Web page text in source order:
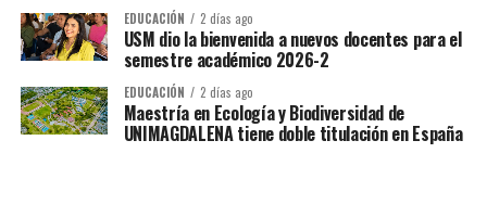
EDUCACIÓN 2 días ago
USM dio la bienvenida a nuevos docentes para el
semestre académico 2026-2
EDUCACIÓN 2 días ago
Maestría en Ecología y Biodiversidad de
UNIMAGDALENA tiene doble titulación en España